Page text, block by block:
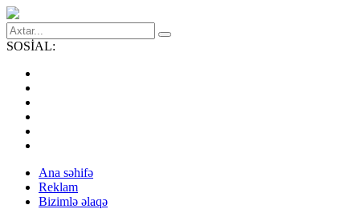
SOSİAL:
Ana səhifə
Reklam
Bizimlə əlaqə